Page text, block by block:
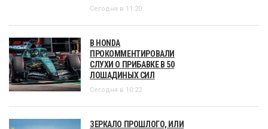
Сегодня в 11:20
В HONDA
ПРОКОММЕНТИРОВАЛИ
СЛУХИ О ПРИБАВКЕ В 50
ЛОШАДИНЫХ СИЛ
Сегодня в 10:22
ЗЕРКАЛО ПРОШЛОГО, ИЛИ